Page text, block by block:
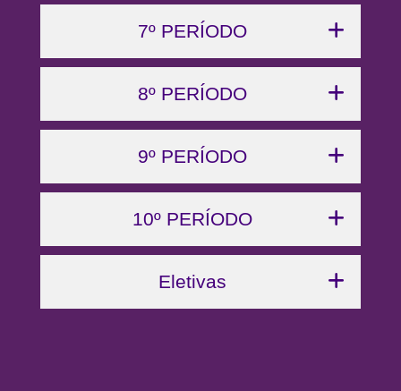
7º PERÍODO
8º PERÍODO
9º PERÍODO
10º PERÍODO
Eletivas